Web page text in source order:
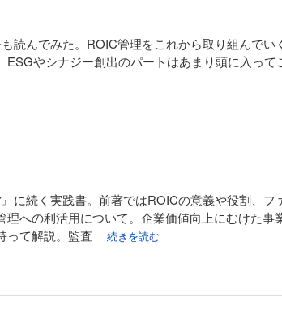
読んでみた。ROIC管理をこれから取り組んで
やシナジー創出のパートはあまり頭に入って
に続く実践書。前著ではROICの意義や役割、
への利活用について。企業価値向上にむけた
って解説。監査 ...続きを読む